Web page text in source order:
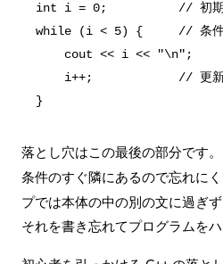
int i = 0;          // 初期化
while (i < 5) {     // 条件 -
    cout << i << "\n";
i++;            // 更新
落とし穴はこの最後の部分です。
条件のすぐ隣にあるので忘れにく
プでは本体の中の別の文に過ぎ
それを書き忘れてプログラムを